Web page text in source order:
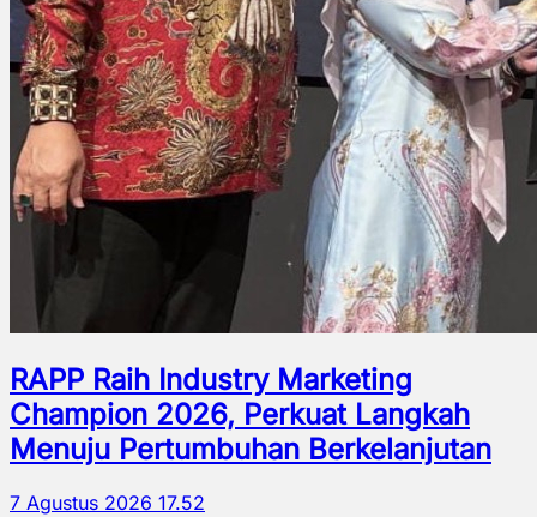
RAPP Raih Industry Marketing
Champion 2026, Perkuat Langkah
Menuju Pertumbuhan Berkelanjutan
7 Agustus 2026 17.52